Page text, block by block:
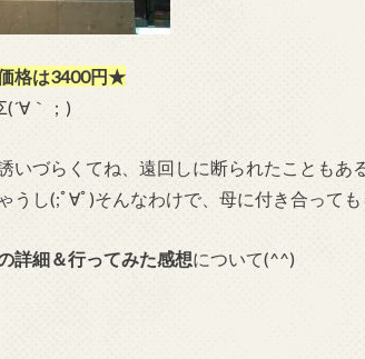
格は3400円★
｀；)
いづらくてね、遠回しに断られたこともあ
うし(;ﾟ∀ﾟ)そんなわけで、母に付き合って
詳細＆行ってみた感想について(^^)